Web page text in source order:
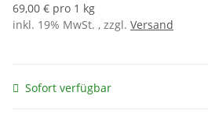
69,00 € pro 1 kg
inkl. 19% MwSt. , zzgl. Versand
Sofort verfügbar